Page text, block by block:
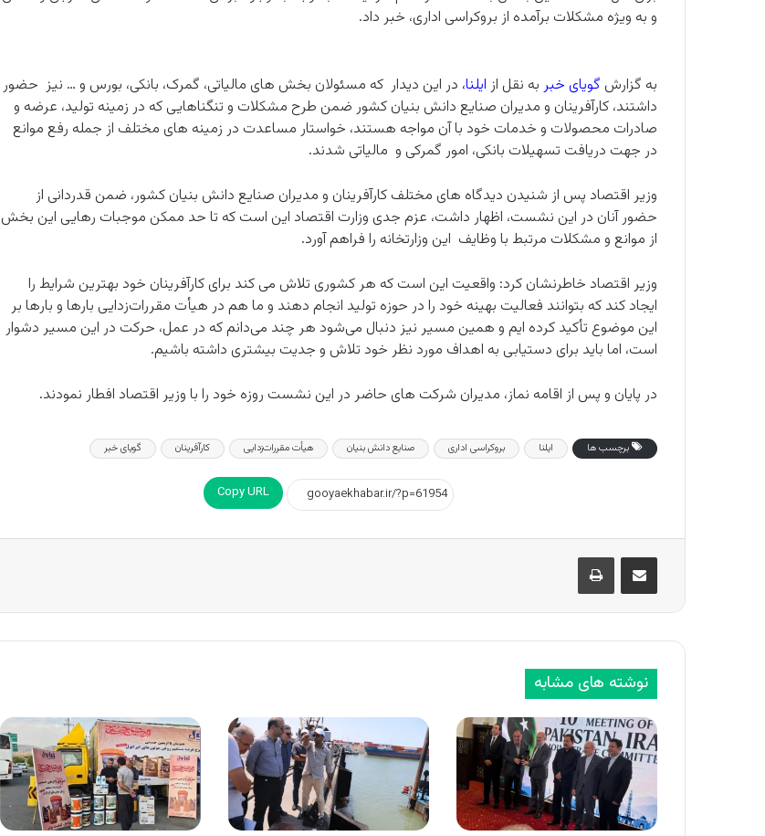
و به ویژه مشکلات برآمده از بروکراسی اداری، خبر داد.
به گزارش گویای خبر به نقل از ایلنا، در این دیدار که مسئولان بخش های مالیاتی، گمرک، بانکی، بورس و … نیز حضور
داشتند، کارآفرینان و مدیران صنایع دانش بنیان کشور ضمن طرح مشکلات و تنگناهایی که در زمینه تولید، عرضه و
صادرات محصولات و خدمات خود با آن مواجه هستند، خواستار مساعدت در زمینه های مختلف از جمله رفع موانع
در جهت دریافت تسهیلات بانکی، امور گمرکی و مالیاتی شدند.
وزیر اقتصاد پس از شنیدن دیدگاه های مختلف کارآفرینان و مدیران صنایع دانش بنیان کشور، ضمن قدردانی از
حضور آنان در این نشست، اظهار داشت، عزم جدی وزارت اقتصاد این است که تا حد ممکن موجبات رهایی این بخش
از موانع و مشکلات مرتبط با وظایف این وزارتخانه را فراهم آورد.
وزیر اقتصاد خاطرنشان کرد: واقعیت این است که هر کشوری تلاش می کند برای کارآفرینان خود بهترین شرایط را
ایجاد کند که بتوانند فعالیت بهینه خود را در حوزه تولید انجام دهند و ما هم در هیأت مقررات‌زدایی بارها و بارها بر
این موضوع تأکید کرده ایم و همین مسیر نیز دنبال می‌شود هر چند می‌دانم که در عمل، حرکت در این مسیر دشوار
است، اما باید برای دستیابی به اهداف مورد نظر خود تلاش و جدیت بیشتری داشته باشیم.
در پایان و پس از اقامه نماز، مدیران شرکت های حاضر در این نشست روزه خود را با وزیر اقتصاد افطار نمودند.
برچسب ها ایلنا بروکراسی اداری صنایع دانش بنیان هیأت مقررات‌زدایی کارآفرینان گویای خبر
Copy URL
اشتراک گذاری از طریق ایمیل چاپ
نوشته های مشابه